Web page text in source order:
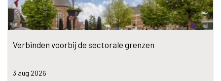
Verbinden voorbij de sectorale grenzen
3 aug 2026